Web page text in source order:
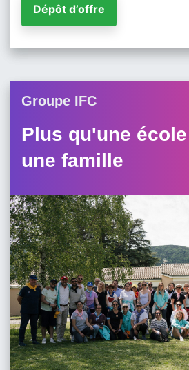
Dépôt d’offre
Groupe IFC
Plus qu'une école
une famille